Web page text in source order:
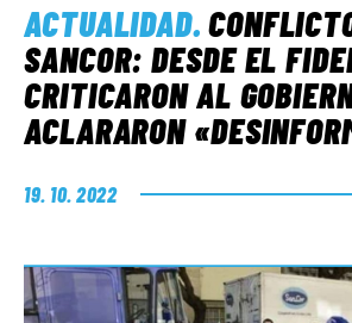
ACTUALIDAD.
SANCOR: DESDE EL
CRITICARON AL
ACLARARON
19. 10. 2022